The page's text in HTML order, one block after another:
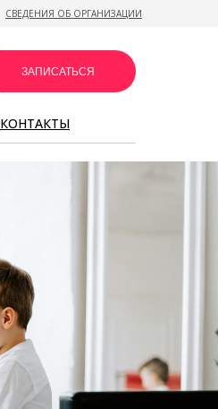
КОНТАКТЫ
ЗАПИСАТЬСЯ
СВЕДЕНИЯ ОБ ОРГАНИЗАЦИИ